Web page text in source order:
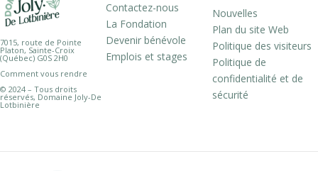
7015, route de Pointe
Platon, Sainte-Croix
(Québec) G0S 2H0
Comment vous rendre
© 2024 – Tous droits
réservés, Domaine Joly-De
Lotbinière
Contactez-nous
La Fondation
Devenir bénévole
Emplois et stages
Nouvelles
Plan du site Web
Politique des visiteurs
Politique de
confidentialité et de
sécurité